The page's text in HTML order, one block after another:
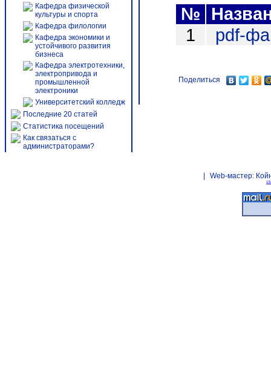
Кафедра физической
культуры и спорта
Кафедра филологии
Кафедра экономики и
устойчивого развития
бизнеса
Кафедра электротехники,
электропривода и
промышленной
электроники
Университетский колледж
Последние 20 статей
Статистика посещений
Как связаться с
администраторами?
№
1
pdf-
Поделиться
Web-мастер: